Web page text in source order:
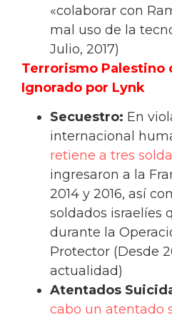
«colaborar con
mal uso de la
Julio, 2017)
Terrorismo Palestino
Ignorado por Lynk
Secuestro: En
internacional
retiene a tres
ingresaron a la
2014 y 2016, así
soldados israelíes
durante la
Protector (Desde
actualidad)
Atentados
cabo un atentado